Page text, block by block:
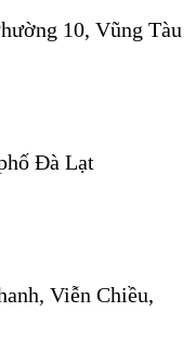
10, Vũng Tàu
Đà Lạt
Viễn Chiều,